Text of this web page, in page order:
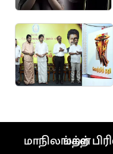
மாநிலங்கள்
மற்ற